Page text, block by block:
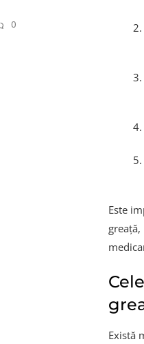
0
Este
Există